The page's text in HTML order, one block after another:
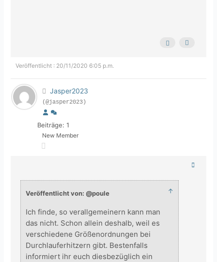
Veröffentlicht : 20/11/2020 6:05 p.m.
Jasper2023
(@jasper2023)
Beiträge: 1
New Member
Veröffentlicht von: @poule ↑
Ich finde, so verallgemeinern kann man
das nicht. Schon allein deshalb, weil es
verschiedene Größenordnungen bei
Durchlauferhitzern gibt. Bestenfalls
informiert ihr euch diesbezüglich ein